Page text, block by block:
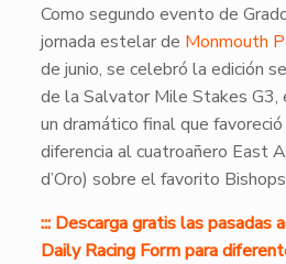
Como segundo evento de
jornada estelar de Monmouth
de junio, se celebró la edición
de la Salvator Mile Stakes G3,
un dramático final que
diferencia al cuatroañero East
d’Oro) sobre el favorito
::: Descarga gratis las pasadas
Daily Racing Form para